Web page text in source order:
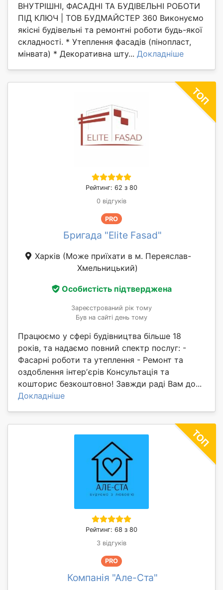
ВНУТРІШНІ, ФАСАДНІ ТА БУДІВЕЛЬНІ РОБОТИ
ПІД КЛЮЧ | ТОВ БУДМАЙСТЕР 360 Виконуємо
якісні будівельні та ремонтні роботи будь-якої
складності. * Утеплення фасадів (пінопласт,
мінвата) * Декоративна шту... Докладніше
Рейтинг: 62 з 80
0 відгуків
PRO
Бригада "Elite Fasad"
Харків (Може приїхати в м. Переяслав-
Хмельницький)
Особистість підтверджена
Зареєстрований рік тому
Був на сайті день тому
Працюємо у сфері будівництва більше 18
років, та надаємо повний спектр послуг: -
Фасарні роботи та утеплення - Ремонт та
оздоблення інтерʼєрів Консультація та
кошторис безкоштовно! Завжди раді Вам до...
Докладніше
Рейтинг: 68 з 80
3 відгуків
PRO
Компанія "Але-Ста"